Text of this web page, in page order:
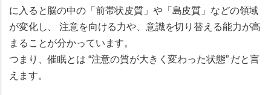
に入ると脳の中の「前帯状皮質」や「島皮質」などの領域
が変化し、注意を向ける力や、意識を切り替える能力が高
まる ことが分かっています。
つまり、催眠とは “注意の質が大きく変わった状態” だと言
えます。